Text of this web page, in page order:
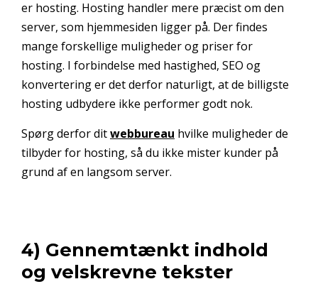
er hosting. Hosting handler mere præcist om den
server, som hjemmesiden ligger på. Der findes
mange forskellige muligheder og priser for
hosting. I forbindelse med hastighed, SEO og
konvertering er det derfor naturligt, at de billigste
hosting udbydere ikke performer godt nok.
Spørg derfor ditwebbureau hvilke muligheder de
tilbyder for hosting, så du ikke mister kunder på
grund af en langsom server.
4) Gennemtænkt indhold
og velskrevne tekster